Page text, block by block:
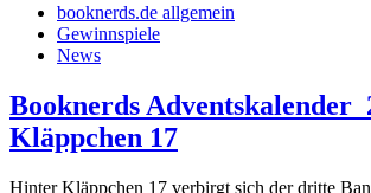
booknerds.de allgemein
Gewinnspiele
News
Booknerds Adventskalender
Kläppchen 17
Hinter Kläppchen 17 verbirgt sich der dritte